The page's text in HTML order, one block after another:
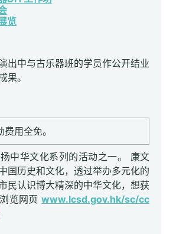
览
出中与古乐器班的学员作公开结业
果。
用全免。
中华文化系列的活动之一。 康文
国历史和文化，透过举办多元化的
民认识博大精深的中华文化，想获
览网页 www.lcsd.gov.hk/sc/cc